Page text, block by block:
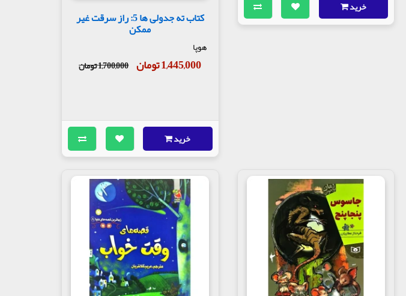
خرید
کتاب ته جدولی ها 5: راز سرقت غیر
ممکن
هوپا
1,445,000 تومان 1,700,000 تومان
خرید